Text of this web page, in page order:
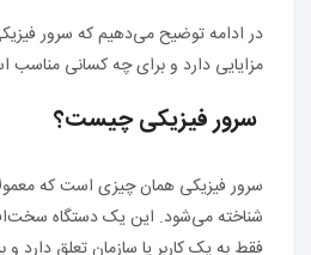
مزایایی دارد و برای چه کسانی مناسب
سرور فیزیکی چیست؟
سرور فیزیکی همان چیزی است که
شناخته می‌شود. این یک دستگاه
فقط به یک کاربر یا سازمان تعلق دارد